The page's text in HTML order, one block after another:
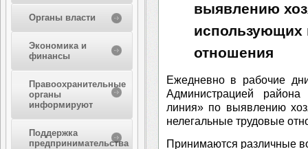
Органы власти
Экономика и
финансы
Правоохранительные
органы
информируют
Поддержка
предпринимательства
выявлению
использующих
отношения
Ежедневно в рабочие
Администрацией района
линия» по выявлению
нелегальные трудовые
Принимаются различные